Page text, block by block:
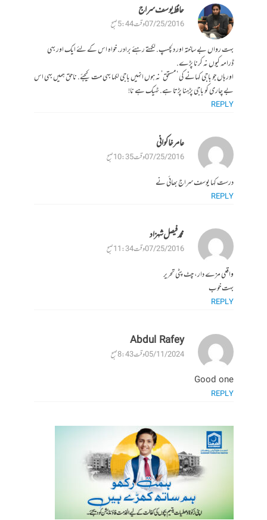
حافظ یوسف سراج
07/25/2016 وقت 5:44 صبح
بہت رواں بے ساختہ اور دلچسپ. لکهتے رہئے برادر. خواہ اس کے لئے ایک اور بهی
ڈرامہ کیوں نہ کرنا پڑے.
اور ہاں جو باجی کہانے کی ‘ مستحق’ نہ ہوں انهیں باجی لکها بهی مت کیجئے. ناحق ہمیں بهی اس
بے چاری کو باجی پڑهنا پڑتا ہے. ٹهیک ہے نا!
REPLY
عامر خاکوانی
07/25/2016 وقت 10:35 صبح
درست کہا یوسف سراج بھائی نے
REPLY
محمد فیصل شہزاد
07/25/2016 وقت 11:34 صبح
واقعی مزے دار، چٹ پٹی تحریر
بہت خوب
REPLY
Abdul Rafey
05/11/2024 وقت 8:43 صبح
Good one
REPLY